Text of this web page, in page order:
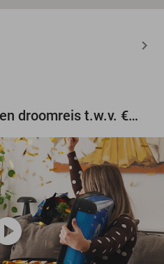
Maak gratis kans op een droomreis t.w.v. €3.000!